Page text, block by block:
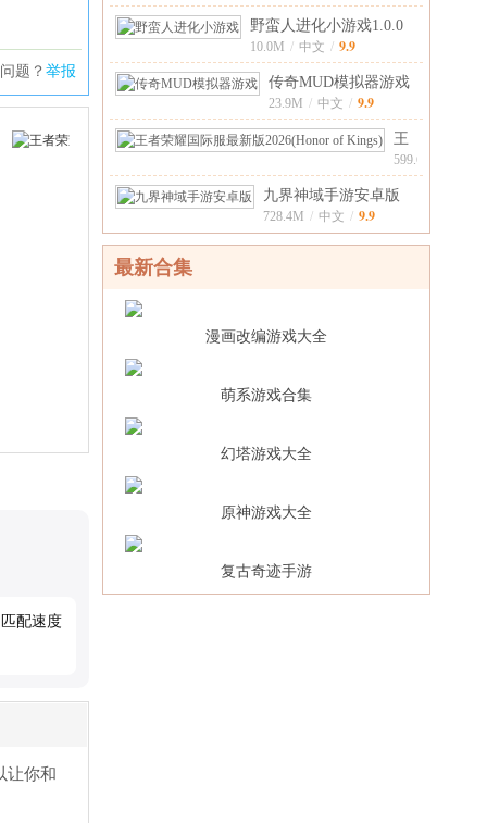
题？ 举报
配速度
让你和
野蛮人进化小游戏1.0.0
安卓版
10.0M / 中文 / 9.9
传奇MUD模拟器游戏
1.0安卓版本
23.9M / 中文 / 9.9
王
者
耀
际
599.6M
英
文
九界神域手游安卓版
1.28.5最新
728.4M / 中文 / 9.9
最新合集
漫画改编游戏大全
萌系游戏合集
幻塔游戏大全
原神游戏大全
复古奇迹手游